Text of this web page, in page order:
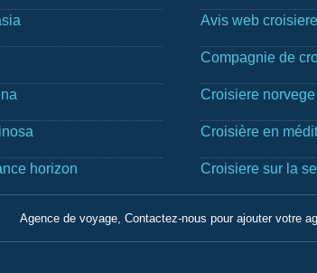
horizon
Avis web croisiere
Compagnie de
Croisiere norvege
Croisière en
Croisiere sur la
Agence de voyage, Contactez-nous pour ajouter votre